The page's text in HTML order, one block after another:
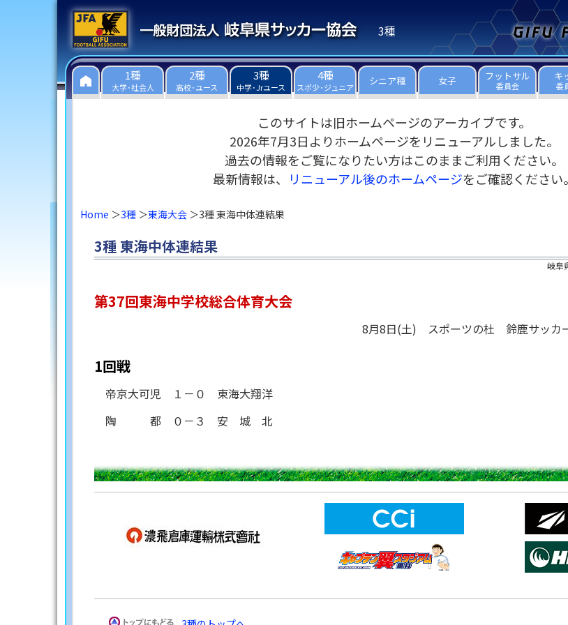
3種
1種
大学･社会人
2種
高校･ユース
3種
中学･Jrユース
4種
スポ少･ジュニア シニア種 女子 フットサル
委員会
キ
委
このサイトは旧ホームページのアーカイブです。
2026年7月3日よりホームページをリニューアルしました。
過去の情報をご覧になりたい方はこのままご利用ください。
最新情報は、
リニューアル後のホームページをご確認ください。
Home 3種 東海大会 3種 東海中体連結果
3種 東海中体連結果
岐阜
第37回東海中学校総合体育大会
8月8日(土) スポーツの杜 鈴鹿サッカー
1回戦
帝京大可児 １－０ 東海大翔洋
陶 都 ０－３ 安 城 北